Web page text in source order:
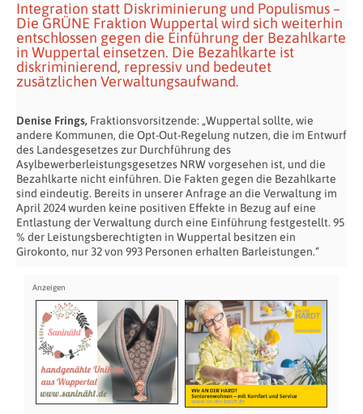
Integration statt Diskriminierung und Populismus –
Die GRÜNE Fraktion Wuppertal wird sich weiterhin
entschlossen gegen die Einführung der Bezahlkarte
in Wuppertal einsetzen. Die Bezahlkarte ist
diskriminierend, repressiv und bedeutet
zusätzlichen Verwaltungsaufwand.
Denise Frings, Fraktionsvorsitzende: „Wuppertal sollte, wie
andere Kommunen, die Opt-Out-Regelung nutzen, die im Entwurf
des Landesgesetzes zur Durchführung des
Asylbewerberleistungsgesetzes NRW vorgesehen ist, und die
Bezahlkarte nicht einführen. Die Fakten gegen die Bezahlkarte
sind eindeutig. Bereits in unserer Anfrage an die Verwaltung im
April 2024 wurden keine positiven Effekte in Bezug auf eine
Entlastung der Verwaltung durch eine Einführung festgestellt. 95
% der Leistungsberechtigten in Wuppertal besitzen ein
Girokonto, nur 32 von 993 Personen erhalten Barleistungen.“